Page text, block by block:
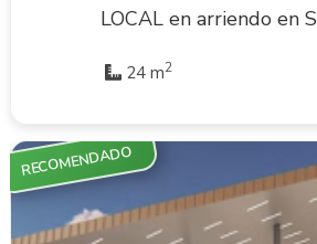
LOCAL en arriendo en
24 m2
RECOMENDADO